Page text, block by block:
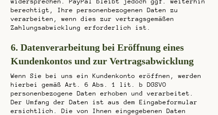
berechtigt, Ihre personenbezogenen Daten zu
verarbeiten, wenn dies zur vertragsgemäßen
Zahlungsabwicklung erforderlich ist.
6. Datenverarbeitung bei Eröffnung eines
Kundenkontos und zur Vertragsabwicklung
Wenn Sie bei uns ein Kundenkonto eröffnen, werden
hierbei gemäß Art. 6 Abs. 1 lit. b DGSVO
personenbezogene Daten erhoben und verarbeitet.
Der Umfang der Daten ist aus dem Eingabeformular
ersichtlich. Die von Ihnen eingegebenen Daten